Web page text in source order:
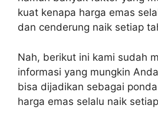
kuat kenapa harga emas
dan cenderung naik setiap
Nah, berikut ini kami sudah
informasi yang mungkin
bisa dijadikan sebagai
harga emas selalu naik